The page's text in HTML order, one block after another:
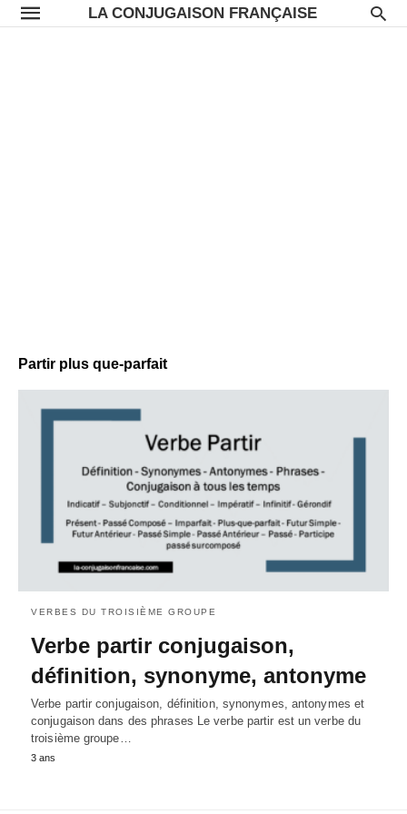
LA CONJUGAISON FRANÇAISE
Partir plus que-parfait
VERBES DU TROISIÈME GROUPE
Verbe partir conjugaison,
définition, synonyme, antonyme
Verbe partir conjugaison, définition, synonymes, antonymes et
conjugaison dans des phrases Le verbe partir est un verbe du
troisième groupe…
3 ans